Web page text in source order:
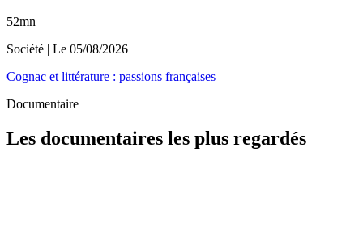
52mn
Société | Le 05/08/2026
Cognac et littérature : passions françaises
Documentaire
Les documentaires les plus regardés